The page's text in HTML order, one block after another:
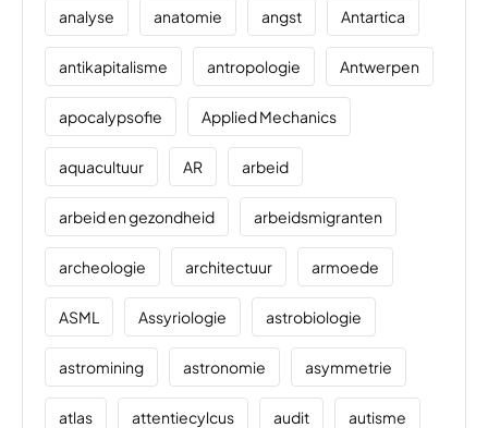
analyse anatomie angst Antartica
antikapitalisme antropologie Antwerpen
apocalypsofie Applied Mechanics
aquacultuur AR arbeid
arbeid en gezondheid arbeidsmigranten
archeologie architectuur armoede
ASML Assyriologie astrobiologie
astromining astronomie asymmetrie
atlas attentiecylcus audit autisme